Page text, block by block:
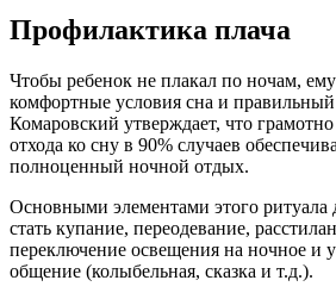
Профилактика плача
Чтобы ребенок не плакал по ночам,
комфортные условия сна и
Комаровский утверждает, что
отхода ко сну в 90% случаев
полноценный ночной отдых.
Основными элементами этого ритуала
стать купание, переодевание,
переключение освещения на ночное и
общение (колыбельная, сказка и т.д.).